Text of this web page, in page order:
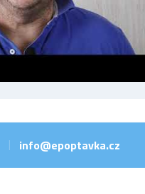
info@epoptavka.cz